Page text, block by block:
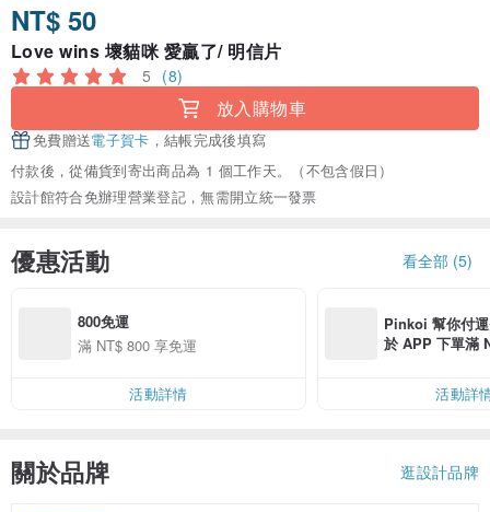
NT$ 50
Love wins 壞貓咪 愛贏了/ 明信片
5 (8)
放入購物車
免費贈送電子賀卡 ，結帳完成後填寫
付款後，從備貨到寄出商品為 1 個工作天。（不包含假日）
設計館符合免辦理營業登記，無需開立統一發票
優惠活動 看全部 (5)
800免運
滿 NT$ 800 享免運
活動詳情
Pinkoi 幫你付
於 APP 下單滿
活動詳
關於品牌 逛設計品牌